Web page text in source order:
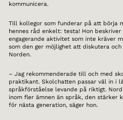
kommunicera.
Till kollegor som funderar på att börja
hennes råd enkelt: testa! Hon
engagerande aktivitet som inte kräver
som den ger möjlighet att diskutera
Norden.
– Jag rekommenderade till och med
praktikant. Skolchatten passar väl in i
språkförståelse levande på riktigt.
inom fler ämnen än språk, den stärker
för nästa generation, säger hon.